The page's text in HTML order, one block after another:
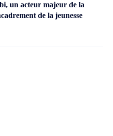
un acteur majeur de la
de la jeunesse